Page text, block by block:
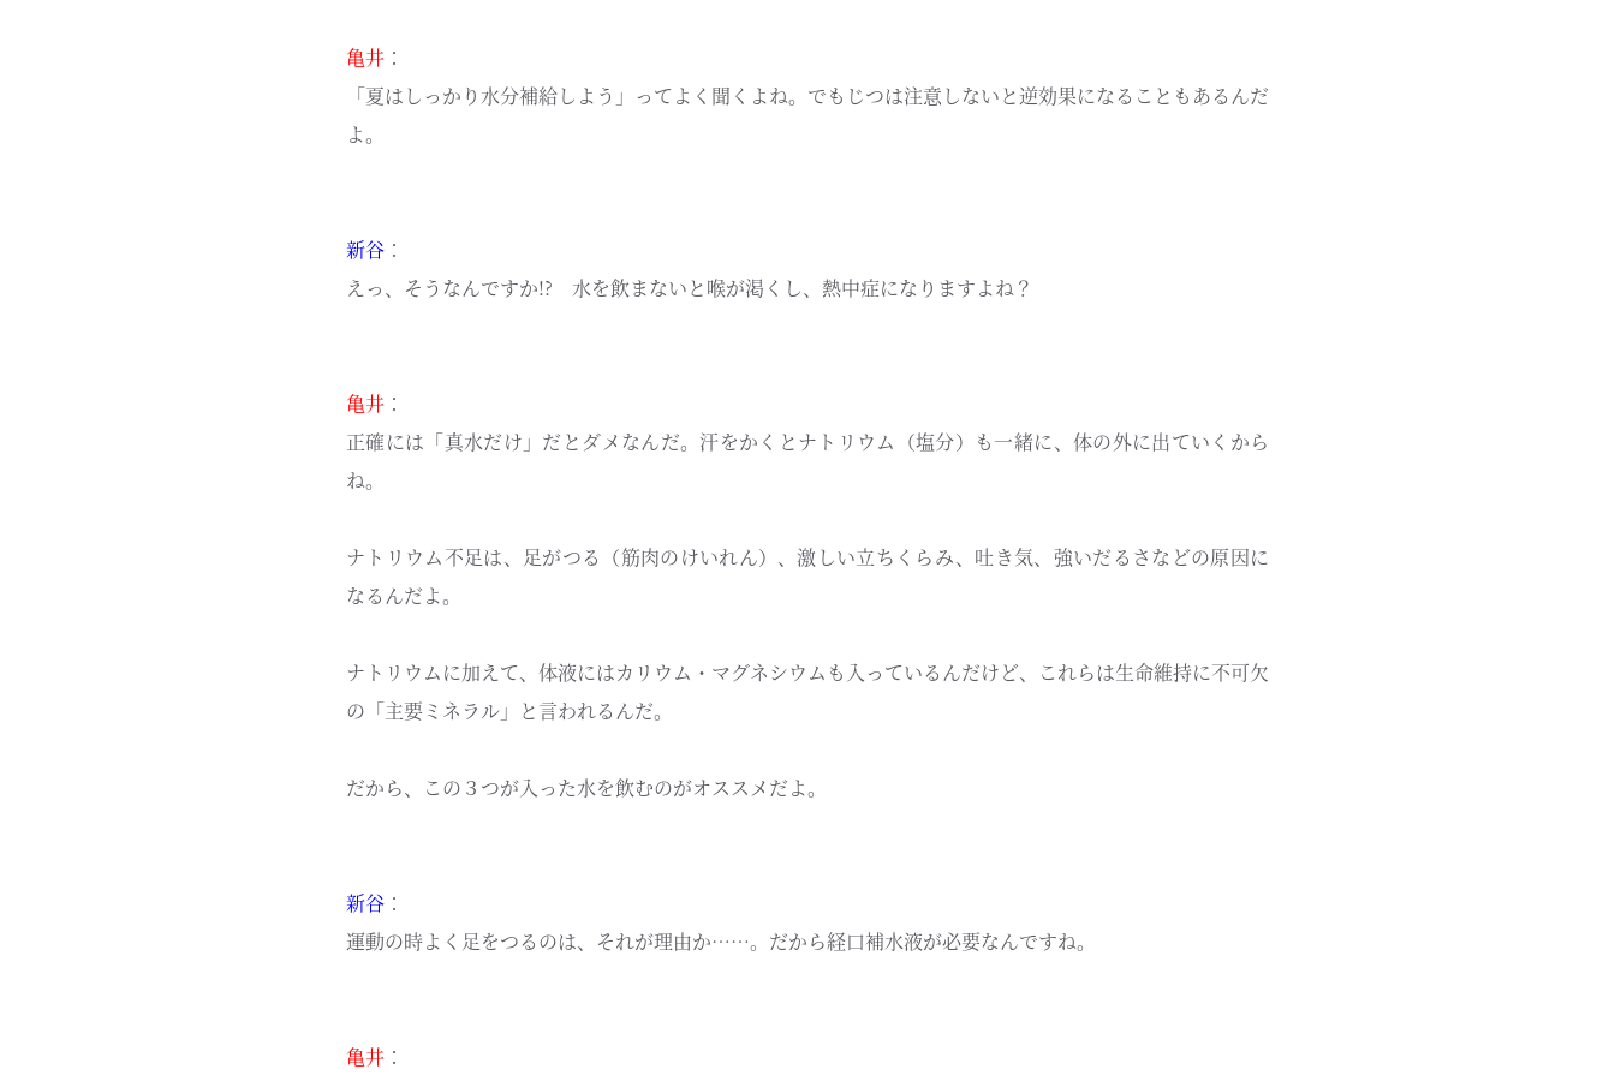
亀井 ：
「夏はしっかり水分補給しよう」ってよく聞くよね。でもじつは注意しないと逆効果になることもあるんだ
よ。
新谷 ：
えっ、そうなんですか!? 水を飲まないと喉が渇くし、熱中症になりますよね？
亀井 ：
正確には「真水だけ」だとダメなんだ。汗をかくとナトリウム（塩分）も一緒に、体の外に出ていくから
ね。
ナトリウム不足は、足がつる（筋肉のけいれん）、激しい立ちくらみ、吐き気、強いだるさなどの原因に
なるんだよ。
ナトリウムに加えて、体液にはカリウム・マグネシウムも入っているんだけど、これらは生命維持に不可欠
の「主要ミネラル」と言われるんだ。
だから、この３つが入った水を飲むのがオススメだよ。
新谷 ：
運動の時よく足をつるのは、それが理由か……。だから経口補水液が必要なんですね。
亀井 ：